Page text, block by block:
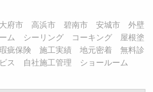
府市 高浜市 碧南市 安城市 外壁
ム シーリング コーキング 屋根塗
保険 施工実績 地元密着 無料診
ス 自社施工管理 ショールーム